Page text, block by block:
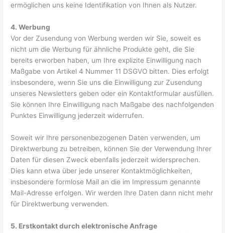
ermöglichen uns keine Identifikation von Ihnen als Nutzer.
4. Werbung
Vor der Zusendung von Werbung werden wir Sie, soweit es
nicht um die Werbung für ähnliche Produkte geht, die Sie
bereits erworben haben, um Ihre explizite Einwilligung nach
Maßgabe von Artikel 4 Nummer 11 DSGVO bitten. Dies erfolgt
insbesondere, wenn Sie uns die Einwilligung zur Zusendung
unseres Newsletters geben oder ein Kontaktformular ausfüllen.
Sie können Ihre Einwilligung nach Maßgabe des nachfolgenden
Punktes Einwilligung jederzeit widerrufen.
Soweit wir Ihre personenbezogenen Daten verwenden, um
Direktwerbung zu betreiben, können Sie der Verwendung Ihrer
Daten für diesen Zweck ebenfalls jederzeit widersprechen.
Dies kann etwa über jede unserer Kontaktmöglichkeiten,
insbesondere formlose Mail an die im Impressum genannte
Mail-Adresse erfolgen. Wir werden Ihre Daten dann nicht mehr
für Direktwerbung verwenden.
5. Erstkontakt durch elektronische Anfrage